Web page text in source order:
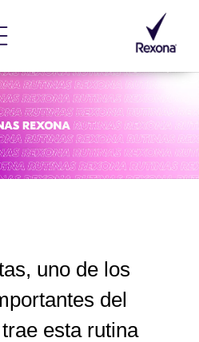
uno de los
del
esta rutina